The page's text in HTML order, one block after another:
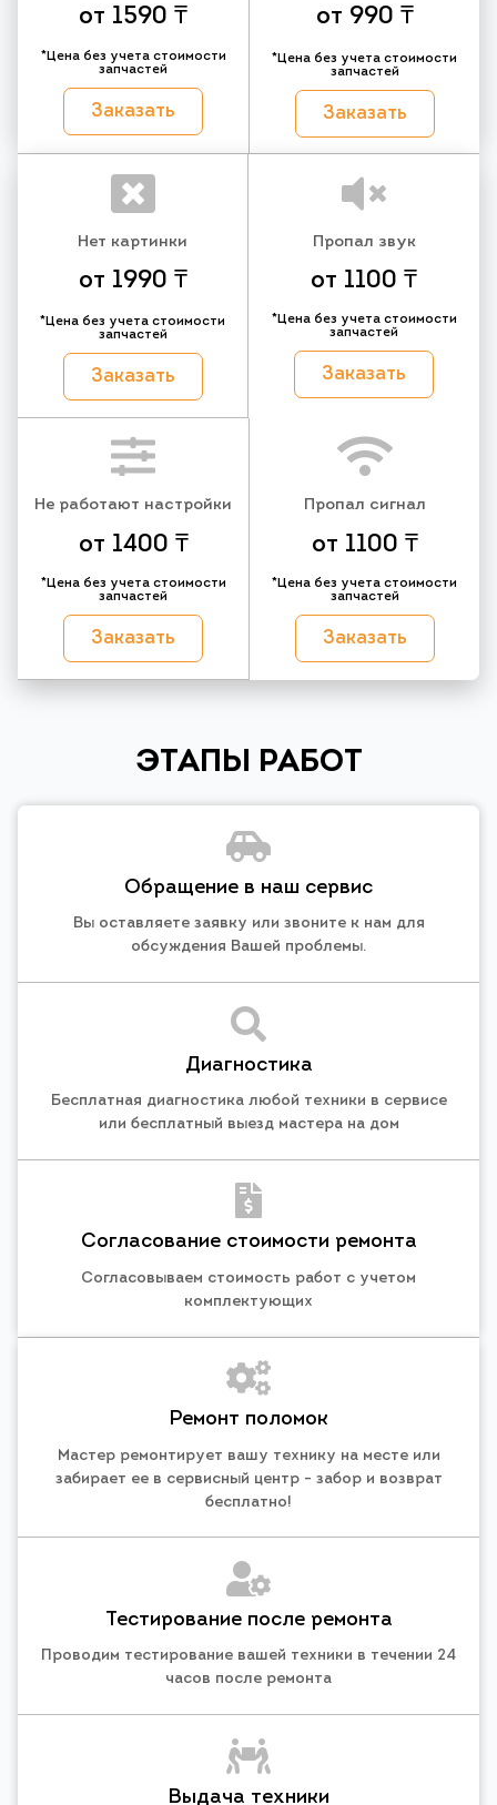
от 1590 ₸
*Цена без учета стоимости
запчастей
Заказать
от 990 ₸
*Цена без учета стоимости
запчастей
Заказать
Нет картинки
от 1990 ₸
*Цена без учета стоимости
запчастей
Заказать
Пропал звук
от 1100 ₸
*Цена без учета стоимости
запчастей
Заказать
Не работают настройки
от 1400 ₸
*Цена без учета стоимости
запчастей
Заказать
Пропал сигнал
от 1100 ₸
*Цена без учета стоимости
запчастей
Заказать
ЭТАПЫ РАБОТ
Обращение в наш сервис
Вы оставляете заявку или звоните к нам для
обсуждения Вашей проблемы.
Диагностика
Бесплатная диагностика любой техники в сервисе
или бесплатный выезд мастера на дом
Согласование стоимости ремонта
Согласовываем стоимость работ с учетом
комплектующих
Ремонт поломок
Мастер ремонтирует вашу технику на месте или
забирает ее в сервисный центр - забор и возврат
бесплатно!
Тестирование после ремонта
Проводим тестирование вашей техники в течении 24
часов после ремонта
Выдача техники